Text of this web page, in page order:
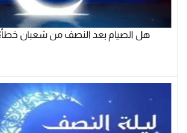
هل الصيام بعد النصف من شعبان خطأ؟